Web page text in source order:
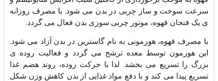
سرعت سوخت و ساز چربی در بدن می شود. با مصرف روزانه
ی یک فنجان قهوه، موتور چربی سوزی بدن فعال می گردد.
با مصرف قهوه، هورمونی به نام گاسترین در بدن آزاد می شود.
این هورمون توسط معده ترشح می گردد و فعالیت روده ی
بزرگ را تسریع می بخشد. لذا با حرکت روده، روند هضم غذا
تسریع پیدا می کند و با دفع مواد غذایی از بدن کاهش وزن شکل